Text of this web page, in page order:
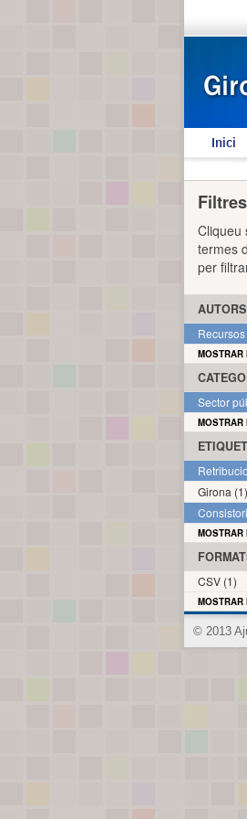
Inici
Filtres
Cliqueu
termes
per
AUTORS
MOSTRAR
Sector
MOSTRAR
Girona (1)
MOSTRAR
CSV (1)
MOSTRAR
© 2013